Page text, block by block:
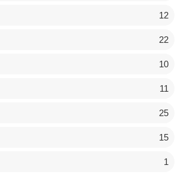
12
22
10
11
25
15
1